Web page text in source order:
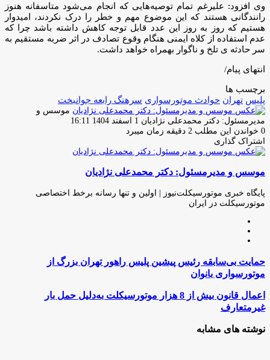
وی افزود: علیرغم تمام توصیه‌هایی که انجام می‌شود متاسفانه هنوز
رانندگانی هستند که این موضوع مهم و خطر را درک نکردند، امیدوار
هستیم که روز به روز این عدد قابل توجه کاهش داشته باشد چرا که
عدم استفاده از کلاه ایمنی هنگام وقوع تصادف در اثر ضربه مستقیم به
سر حادثه ی تلخ و ناگوار بهمراه خواهد داشت.
انتهای پیام/
برچسب ها
پلیس تهران حوادث موتورسواری سرهنگ رابعه جوانبخت
موسس و
مدیرمسئول: دکتر محمدعلی نژادیان ارسال
ایمیل
1 اسفند 1404 16:11
0 خواندن این مطلب 2 دقیقه زمان میبرد
اشتراک گذاری
فیس
توئیتر
لینکدین
واتس
تلگرام
اشتراک
از
ایمیل
چاپ
موسس و مدیرمسئول: دکتر محمدعلی نژادیان
پایگاه خبری موتورسیکلت‌نیوز | اولین و تنها رسانه برخط اختصاصی
موتورسیکلت در ایران
حمایت
بی‌سابقه
رئیس
پیشین
پلیس
راهور
بزرگ
حمایت بی‌سابقه رئیس پیشین پلیس راهور تهران بزرگ از
موتورسواری بانوان
اعمال
قانون
بیش
از
8
اعمال قانون بیش از 8 هزار موتورسیکلت به‌دلیل حمل بار
غیرمتعارف
نوشته های مشابه